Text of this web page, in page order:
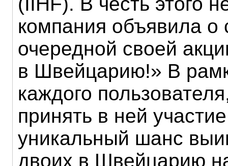
компания объявила о
очередной своей
в Швейцарию!» В
каждого
принять в ней
уникальный шанс
двоих в Швейцарию